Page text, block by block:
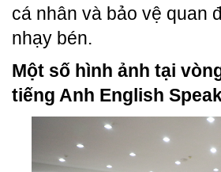
cá nhân và bảo vệ quan
nhạy bén.
Một số hình ảnh tại
tiếng Anh English